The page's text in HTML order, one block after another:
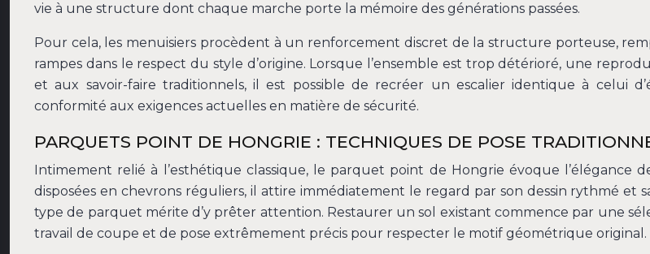
vie à une structure dont chaque marche porte la mémoire des générations passées.
Pour cela, les menuisiers procèdent à un renforcement discret de la structure porteuse,
rampes dans le respect du style d’origine. Lorsque l’ensemble est trop détérioré, une
et aux savoir-faire traditionnels, il est possible de recréer un escalier identique à celui
conformité aux exigences actuelles en matière de sécurité.
PARQUETS POINT DE HONGRIE : TECHNIQUES DE POSE
Intimement relié à l’esthétique classique, le parquet point de Hongrie évoque l’élégance
disposées en chevrons réguliers, il attire immédiatement le regard par son dessin rythmé et
type de parquet mérite d’y prêter attention. Restaurer un sol existant commence par une
travail de coupe et de pose extrêmement précis pour respecter le motif géométrique original.